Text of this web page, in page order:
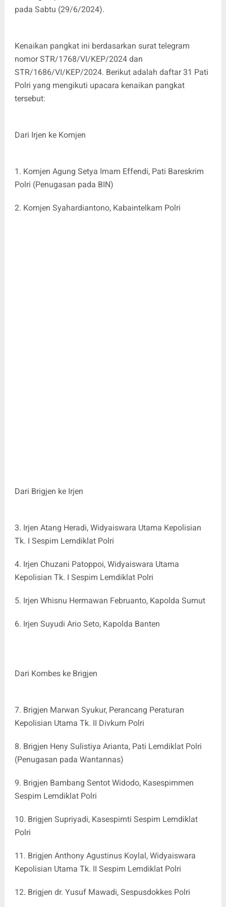
pada Sabtu (29/6/2024).
Kenaikan pangkat ini berdasarkan surat telegram
nomor STR/1768/VI/KEP/2024 dan
STR/1686/VI/KEP/2024. Berikut adalah daftar 31 Pati
Polri yang mengikuti upacara kenaikan pangkat
tersebut:
Dari Irjen ke Komjen
1. Komjen Agung Setya Imam Effendi, Pati Bareskrim
Polri (Penugasan pada BIN)
2. Komjen Syahardiantono, Kabaintelkam Polri
Dari Brigjen ke Irjen
3. Irjen Atang Heradi, Widyaiswara Utama Kepolisian
Tk. I Sespim Lemdiklat Polri
4. Irjen Chuzani Patoppoi, Widyaiswara Utama
Kepolisian Tk. I Sespim Lemdiklat Polri
5. Irjen Whisnu Hermawan Februanto, Kapolda Sumut
6. Irjen Suyudi Ario Seto, Kapolda Banten
Dari Kombes ke Brigjen
7. Brigjen Marwan Syukur, Perancang Peraturan
Kepolisian Utama Tk. II Divkum Polri
8. Brigjen Heny Sulistiya Arianta, Pati Lemdiklat Polri
(Penugasan pada Wantannas)
9. Brigjen Bambang Sentot Widodo, Kasespimmen
Sespim Lemdiklat Polri
10. Brigjen Supriyadi, Kasespimti Sespim Lemdiklat
Polri
11. Brigjen Anthony Agustinus Koylal, Widyaiswara
Kepolisian Utama Tk. II Sespim Lemdiklat Polri
12. Brigjen dr. Yusuf Mawadi, Sespusdokkes Polri